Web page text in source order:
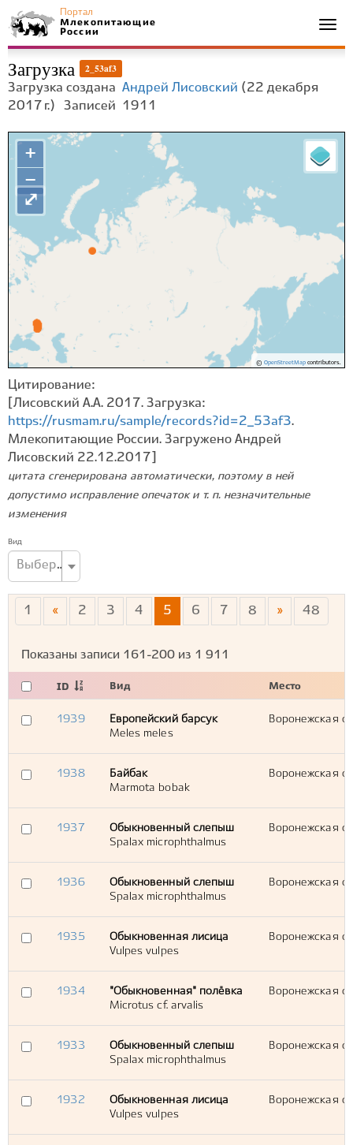
Портал
Млекопитающие
России
Загрузка 2_53af3
Загрузка создана Андрей Лисовский (22 декабря
2017 г.) Записей 1911
+
−
© OpenStreetMapcontributors.
⤢
Цитирование:
[Лисовский А.А. 2017. Загрузка:
https://rusmam.ru/sample/records?id=2_53af3.
Млекопитающие России. Загружено Андрей
Лисовский 22.12.2017]
цитата сгенерирована автоматически, поэтому в ней
допустимо исправление опечаток и т. п. незначительные
изменения
Вид
Выберите вид...
1 « 2 3 4 5 6 7 8 » 48
Показаны записи 161-200 из 1 911
ID Вид Место
1939
Европейский барсук
Meles meles
Воронежская
1938
Байбак
Marmota bobak
Воронежская
1937
Обыкновенный слепыш
Spalax microphthalmus
Воронежская
1936
Обыкновенный слепыш
Spalax microphthalmus
Воронежская
1935
Обыкновенная лисица
Vulpes vulpes
Воронежская
1934
"Обыкновенная" полёвка
Microtus cf. arvalis
Воронежская
1933
Обыкновенный слепыш
Spalax microphthalmus
Воронежская
1932
Обыкновенная лисица
Vulpes vulpes
Воронежская